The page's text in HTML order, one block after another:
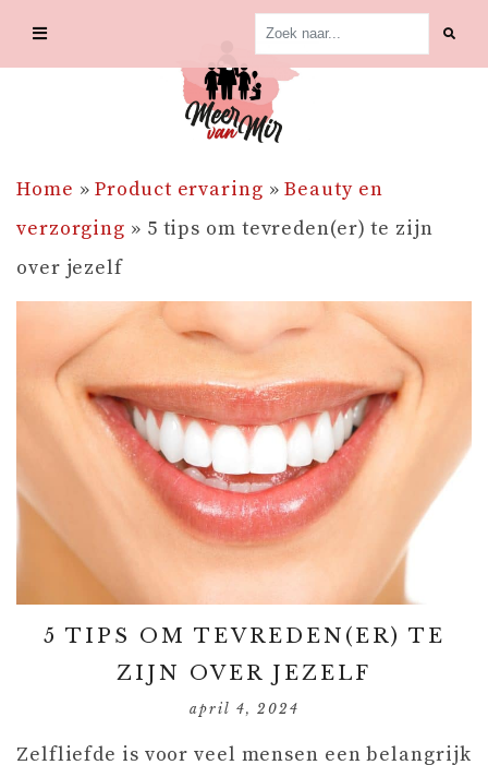
Home »Product ervaring »Beauty en
verzorging » 5 tips om tevreden(er) te zijn
over jezelf
5 TIPS OM TEVREDEN(ER) TE
ZIJN OVER JEZELF
april 4, 2024
Zelfliefde is voor veel mensen een belangrijk